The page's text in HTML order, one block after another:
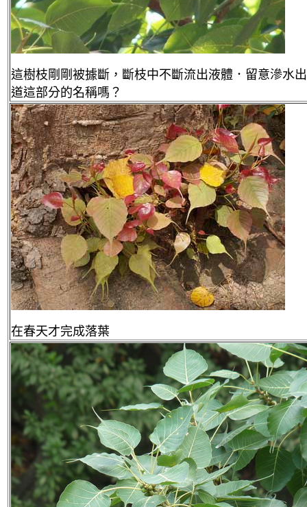
這樹枝剛剛被據斷，斷枝中不斷流出液體．留意滲水
道這部分的名稱嗎？
在春天才完成落葉